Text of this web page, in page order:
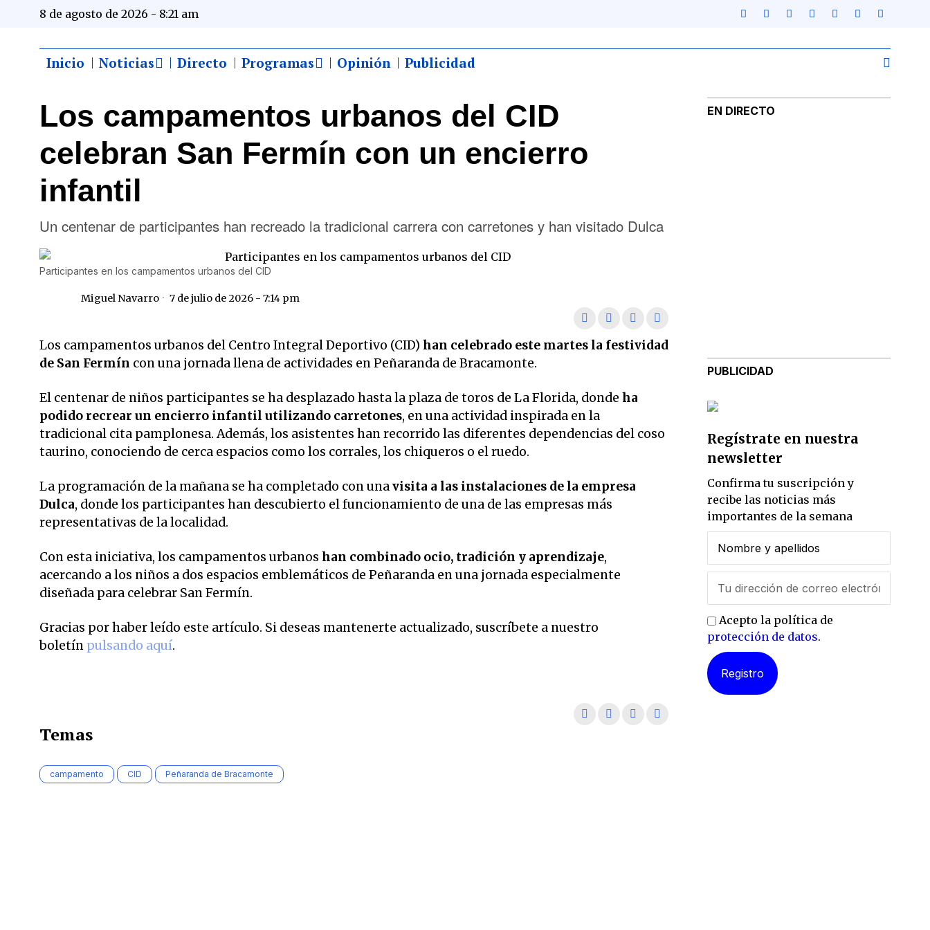
8 de agosto de 2026 - 8:21 am
Inicio Noticias Directo Programas Opinión Publicidad
Los campamentos urbanos del CID
celebran San Fermín con un encierro
infantil
Un centenar de participantes han recreado la tradicional carrera con carretones y han visitado Dulca
Participantes en los campamentos urbanos del CID
Miguel Navarro 7 de julio de 2026 - 7:14 pm
Los campamentos urbanos del Centro Integral Deportivo (CID) han celebrado este martes la festividad
de San Fermín con una jornada llena de actividades en Peñaranda de Bracamonte.
El centenar de niños participantes se ha desplazado hasta la plaza de toros de La Florida, donde ha
podido recrear un encierro infantil utilizando carretones, en una actividad inspirada en la
tradicional cita pamplonesa. Además, los asistentes han recorrido las diferentes dependencias del coso
taurino, conociendo de cerca espacios como los corrales, los chiqueros o el ruedo.
La programación de la mañana se ha completado con unavisita a las instalaciones de la empresa
Dulca, donde los participantes han descubierto el funcionamiento de una de las empresas más
representativas de la localidad.
Con esta iniciativa, los campamentos urbanos han combinado ocio, tradición y aprendizaje,
acercando a los niños a dos espacios emblemáticos de Peñaranda en una jornada especialmente
diseñada para celebrar San Fermín.
Gracias por haber leído este artículo. Si deseas mantenerte actualizado, suscríbete a nuestro
boletín pulsando aquí.
Temas
campamento CID Peñaranda de Bracamonte
EN DIRECTO
PUBLICIDAD
Regístrate en nuestra
newsletter
Confirma tu suscripción y
recibe las noticias más
importantes de la semana
Acepto la política de
protección de datos.